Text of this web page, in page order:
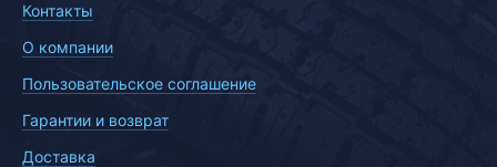
Контакты
О компании
Пользовательское соглашение
Гарантии и возврат
Доставка